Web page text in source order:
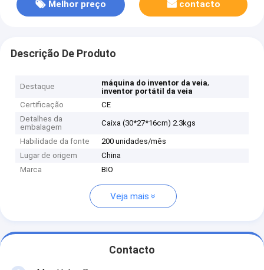
Melhor preço contacto
Descrição De Produto
Destaque máquina do inventor da veia,
inventor portátil da veia
Certificação
CE
Detalhes da
embalagem
Caixa (30*27*16cm) 2.3kgs
Habilidade da fonte
200 unidades/mês
Lugar de origem
China
Marca
BIO
Veja mais
Contacto